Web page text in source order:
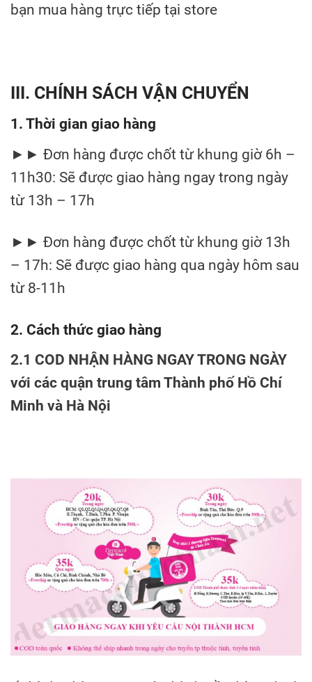
bạn mua hàng trực tiếp tại store
III. CHÍNH SÁCH VẬN CHUYỂN
1. Thời gian giao hàng
►► Đơn hàng được chốt từ khung giờ 6h –
11h30: Sẽ được giao hàng ngay trong ngày
từ 13h – 17h
►► Đơn hàng được chốt từ khung giờ 13h
– 17h: Sẽ được giao hàng qua ngày hôm sau
từ 8-11h
2. Cách thức giao hàng
2.1 COD NHẬN HÀNG NGAY TRONG NGÀY
với các quận trung tâm Thành phố Hồ Chí
Minh và Hà Nội